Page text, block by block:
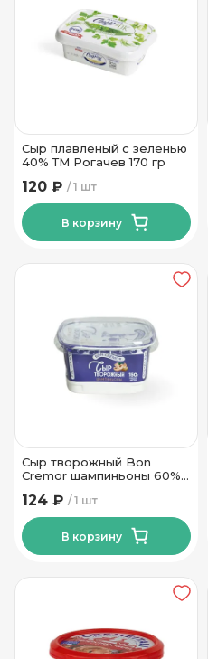
Сыр плавленый с зеленью
40% ТМ Рогачев 170 гр
1 шт
120 ₽
В корзину
Сыр творожный Bon
Cremor шампиньоны 60%
1 шт
124 ₽
В корзину